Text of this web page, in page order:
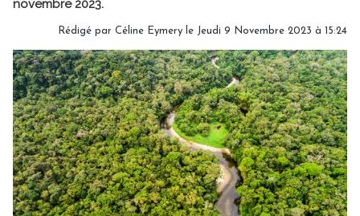
novembre 2023.
Rédigé par Céline Eymery le Jeudi 9 Novembre 2023 à 15:24